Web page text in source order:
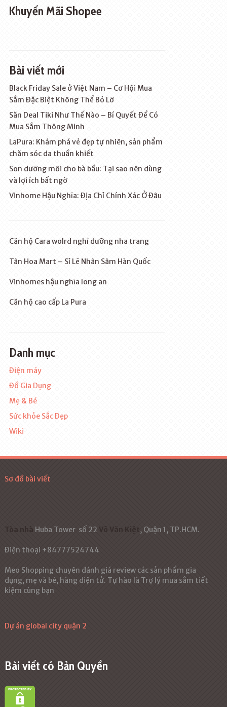
Khuyến Mãi Shopee
Bài viết mới
Black Friday Sale ở Việt Nam – Cơ Hội Mua
Sắm Đặc Biệt Không Thể Bỏ Lỡ
Săn Deal Tiki Như Thế Nào – Bí Quyết Để Có
Mua Sắm Thông Minh
LaPura: Khám phá vẻ đẹp tự nhiên, sản phẩm
chăm sóc da thuần khiết
Son dưỡng môi cho bà bầu: Tại sao nên dùng
và lợi ích bất ngờ
Vinhome Hậu Nghĩa: Địa Chỉ Chính Xác Ở Đâu
Căn hộ Cara wolrd nghỉ dưỡng nha trang
Tân Hoa Mart – Sỉ Lẽ Nhân Sâm Hàn Quốc
Vinhomes hậu nghĩa long an
Căn hộ cao cấp La Pura
Danh mục
Điện máy
Đồ Gia Dụng
Mẹ & Bé
Sức khỏe Sắc Đẹp
Wiki
Sơ đồ bài viết
Huba Tower số 22 , Quận 1, TP.HCM.
Điện thoại +84777524744
Meo Shopping chuyên đánh giá review các sản phẩm gia
dụng, mẹ và bé, hàng điện tử. Tự hào là Trợ lý mua sắm tiết
kiệm cùng bạn
Dự án global city quận 2
Bài viết có Bản Quyền